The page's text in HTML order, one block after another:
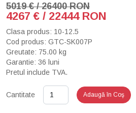
5019 € / 26400 RON
4267 € / 22444 RON
Clasa produs: 10-12.5
Cod produs: GTC-SK007P
Greutate: 75.00 kg
Garantie: 36 luni
Pretul include TVA.
Cantitate Adaugă în Coş